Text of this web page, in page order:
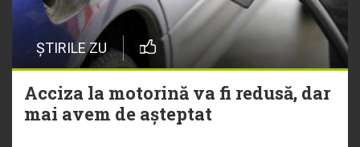
ȘTIRILE ZU
Acciza la motorină va fi redusă, dar
mai avem de așteptat